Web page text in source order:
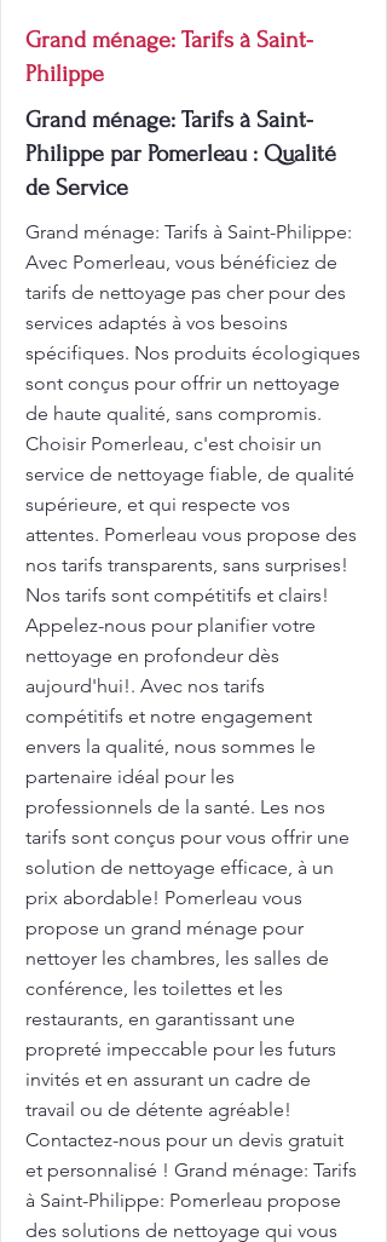
Grand ménage: Tarifs à Saint-
Philippe
Grand ménage: Tarifs à Saint-
Philippe par Pomerleau : Qualité
de Service
Grand ménage: Tarifs à Saint-Philippe:
Avec Pomerleau, vous bénéficiez de
tarifs de nettoyage pas cher pour des
services adaptés à vos besoins
spécifiques. Nos produits écologiques
sont conçus pour offrir un nettoyage
de haute qualité, sans compromis.
Choisir Pomerleau, c'est choisir un
service de nettoyage fiable, de qualité
supérieure, et qui respecte vos
attentes. Pomerleau vous propose des
nos tarifs transparents, sans surprises!
Nos tarifs sont compétitifs et clairs!
Appelez-nous pour planifier votre
nettoyage en profondeur dès
aujourd'hui!. Avec nos tarifs
compétitifs et notre engagement
envers la qualité, nous sommes le
partenaire idéal pour les
professionnels de la santé. Les nos
tarifs sont conçus pour vous offrir une
solution de nettoyage efficace, à un
prix abordable! Pomerleau vous
propose un grand ménage pour
nettoyer les chambres, les salles de
conférence, les toilettes et les
restaurants, en garantissant une
propreté impeccable pour les futurs
invités et en assurant un cadre de
travail ou de détente agréable!
Contactez-nous pour un devis gratuit
et personnalisé ! Grand ménage: Tarifs
à Saint-Philippe: Pomerleau propose
des solutions de nettoyage qui vous